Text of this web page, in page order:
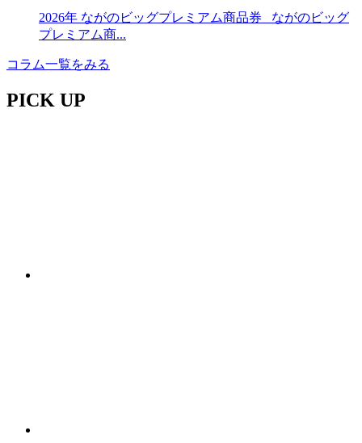
2026年 ながのビッグプレミアム商品券 ながのビッグ
プレミアム商...
コラム一覧をみる
PICK UP